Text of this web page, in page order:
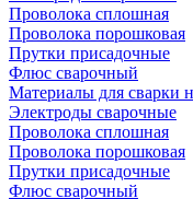
Проволока сплошная
Проволока порошковая
Прутки присадочные
Флюс сварочный
Материалы для сварки
Электроды сварочные
Проволока сплошная
Проволока порошковая
Прутки присадочные
Флюс сварочный